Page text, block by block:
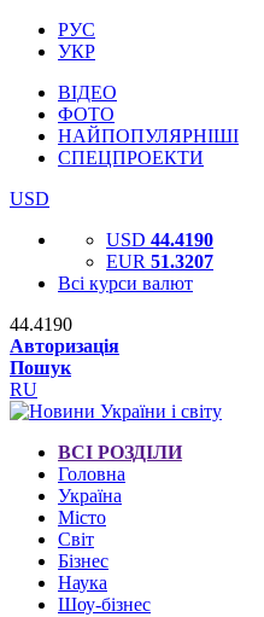
РУС
УКР
ВІДЕО
ФОТО
НАЙПОПУЛЯРНІШІ
СПЕЦПРОЕКТИ
USD
USD 44.4190
EUR 51.3207
Всі курси валют
44.4190
Авторизація
Пошук
RU
ВСІ РОЗДІЛИ
Головна
Україна
Місто
Світ
Бізнес
Наука
Шоу-бізнес